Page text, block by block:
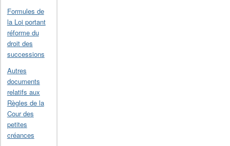
Formules de
la Loi portant
réforme du
droit des
successions
Autres
documents
relatifs aux
Règles de la
Cour des
petites
créances